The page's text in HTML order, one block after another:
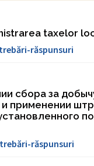
taxelor
răspunsuri
сбора за
применении
răspunsuri